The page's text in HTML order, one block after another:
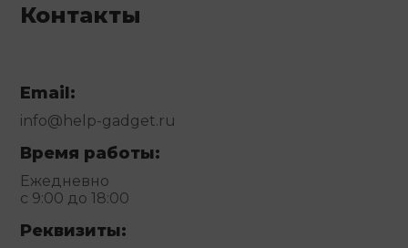
Контакты
Email:
info@help-gadget.ru
Время работы:
Ежедневно
с 9:00 до 18:00
Реквизиты: